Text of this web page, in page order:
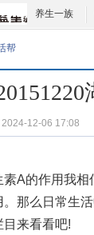
养生一族
帮
2024-12-06 17:08
素A的作用我相
。那么日常生
目来看看吧!